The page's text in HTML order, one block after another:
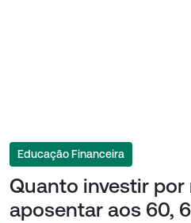
Educação Financeira
Quanto investir por
aposentar aos 60,